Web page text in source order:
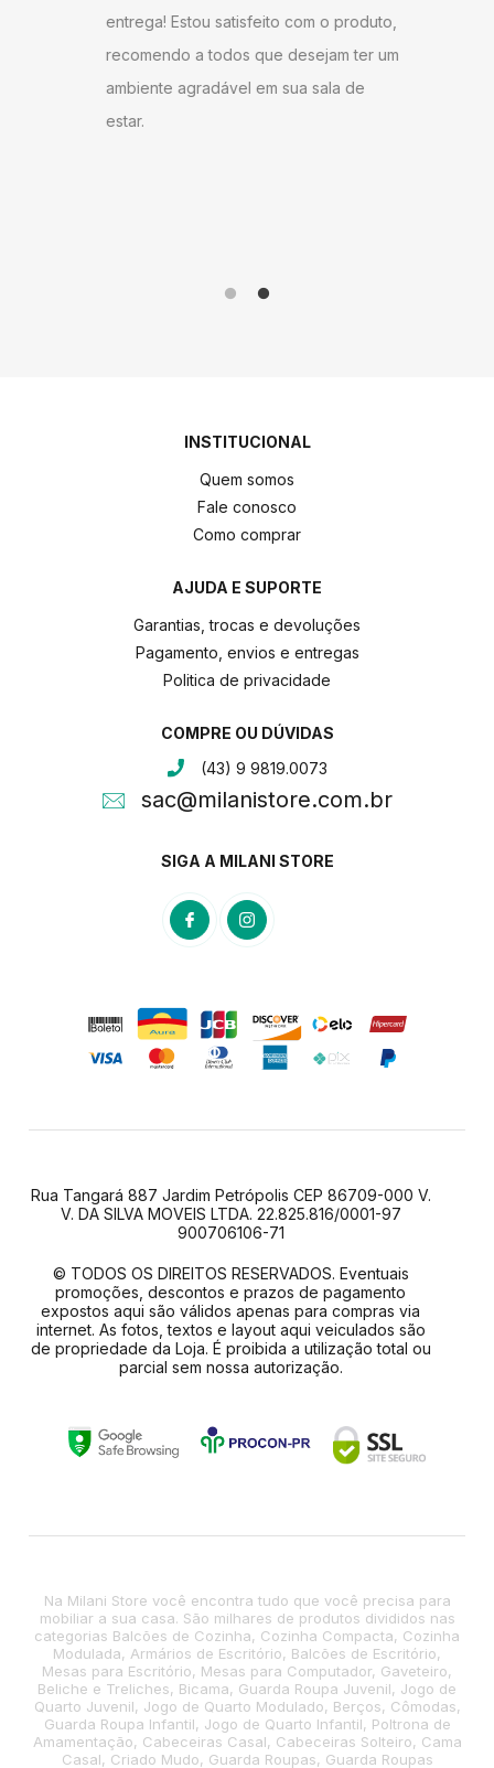
entrega! Estou satisfeito com o produto,
recomendo a todos que desejam ter um
ambiente agradável em sua sala de
estar.
INSTITUCIONAL
Quem somos
Fale conosco
Como comprar
AJUDA E SUPORTE
Garantias, trocas e devoluções
Pagamento, envios e entregas
Politica de privacidade
COMPRE OU DÚVIDAS
(43) 9 9819.0073
sac@milanistore.com.br
SIGA A MILANI STORE
Rua Tangará 887 Jardim Petrópolis CEP 86709-000 V.
V. DA SILVA MOVEIS LTDA. 22.825.816/0001-97
900706106-71
© TODOS OS DIREITOS RESERVADOS. Eventuais
promoções, descontos e prazos de pagamento
expostos aqui são válidos apenas para compras via
internet. As fotos, textos e layout aqui veiculados são
de propriedade da Loja. É proibida a utilização total ou
parcial sem nossa autorização.
Na Milani Store você encontra tudo que você precisa para
mobiliar a sua casa. São milhares de produtos divididos nas
categorias Balcões de Cozinha, Cozinha Compacta, Cozinha
Modulada, Armários de Escritório, Balcões de Escritório,
Mesas para Escritório, Mesas para Computador, Gaveteiro,
Beliche e Treliches, Bicama, Guarda Roupa Juvenil, Jogo de
Quarto Juvenil, Jogo de Quarto Modulado, Berços, Cômodas,
Guarda Roupa Infantil, Jogo de Quarto Infantil, Poltrona de
Amamentação, Cabeceiras Casal, Cabeceiras Solteiro, Cama
Casal, Criado Mudo, Guarda Roupas, Guarda Roupas